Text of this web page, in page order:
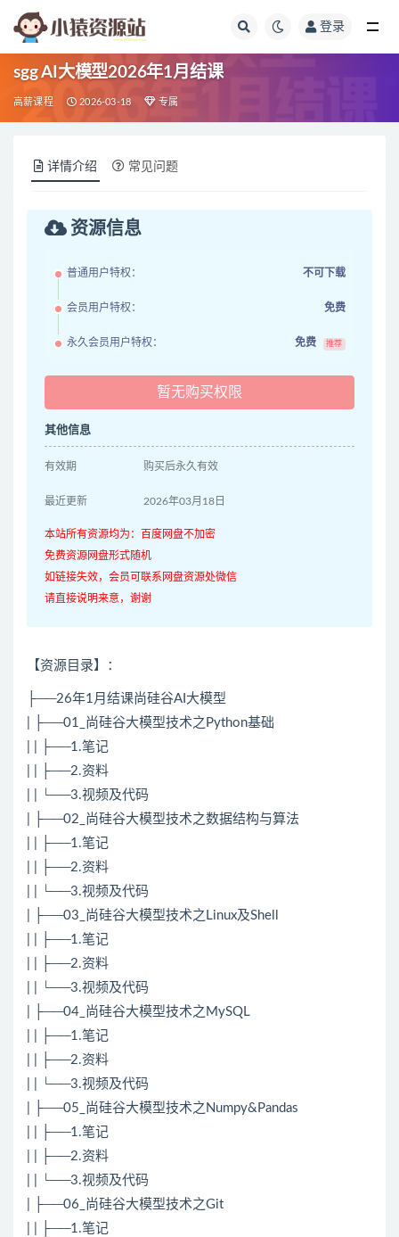
登录
sgg AI大模型2026年1月结课
高薪课程 2026-03-18 专属
详情介绍 常见问题
资源信息
普通用户特权： 不可下载
会员用户特权： 免费
永久会员用户特权： 免费 推荐
暂无购买权限
其他信息
有效期 购买后永久有效
最近更新 2026年03月18日
本站所有资源均为：百度网盘不加密
免费资源网盘形式随机
如链接失效，会员可联系网盘资源处微信
请直接说明来意，谢谢
【资源目录】：
├──26年1月结课尚硅谷AI大模型
| ├──01_尚硅谷大模型技术之Python基础
| | ├──1.笔记
| | ├──2.资料
| | └──3.视频及代码
| ├──02_尚硅谷大模型技术之数据结构与算法
| | ├──1.笔记
| | ├──2.资料
| | └──3.视频及代码
| ├──03_尚硅谷大模型技术之Linux及Shell
| | ├──1.笔记
| | ├──2.资料
| | └──3.视频及代码
| ├──04_尚硅谷大模型技术之MySQL
| | ├──1.笔记
| | ├──2.资料
| | └──3.视频及代码
| ├──05_尚硅谷大模型技术之Numpy&Pandas
| | ├──1.笔记
| | ├──2.资料
| | └──3.视频及代码
| ├──06_尚硅谷大模型技术之Git
| | ├──1.笔记